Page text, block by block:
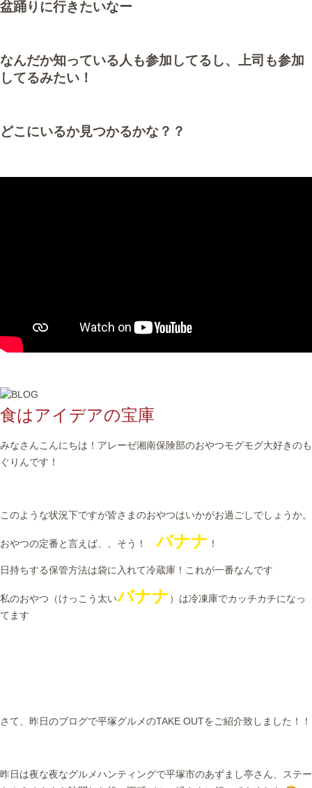
盆踊りに行きたいなー
なんだか知っている人も参加してるし、上司も参加
してるみたい！
どこにいるか見つかるかな？？
食はアイデアの宝庫
みなさんこんにちは！アレーゼ湘南保険部のおやつモグモグ大好きのも
ぐりんです！
このような状況下ですが皆さまのおやつはいかがお過ごしでしょうか。
おやつの定番と言えば、、そう！バナナ ！
日持ちする保管方法は袋に入れて冷蔵庫！これが一番なんです
私のおやつ（けっこう太いバナナ ）は冷凍庫でカッチカチになっ
てます
さて、昨日のブログで平塚グルメのTAKE OUTをご紹介致しました！！
昨日は夜な夜なグルメハンティングで平塚市のあずまし亭さん、ステー